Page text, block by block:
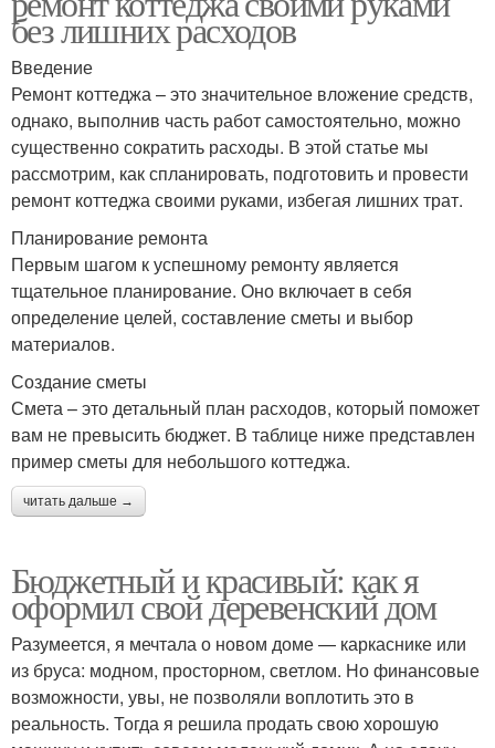
без лишних расходов
Введение
Ремонт коттеджа – это значительное вложение средств,
однако, выполнив часть работ самостоятельно, можно
существенно сократить расходы. В этой статье мы
рассмотрим, как спланировать, подготовить и провести
ремонт коттеджа своими руками, избегая лишних трат.
Планирование ремонта
Первым шагом к успешному ремонту является
тщательное планирование. Оно включает в себя
определение целей, составление сметы и выбор
материалов.
Создание сметы
Смета – это детальный план расходов, который поможет
вам не превысить бюджет. В таблице ниже представлен
пример сметы для небольшого коттеджа.
читать дальше →
Бюджетный и красивый: как я
оформил свой деревенский дом
Разумеется, я мечтала о новом доме — каркаснике или
из бруса: модном, просторном, светлом. Но финансовые
возможности, увы, не позволяли воплотить это в
реальность. Тогда я решила продать свою хорошую